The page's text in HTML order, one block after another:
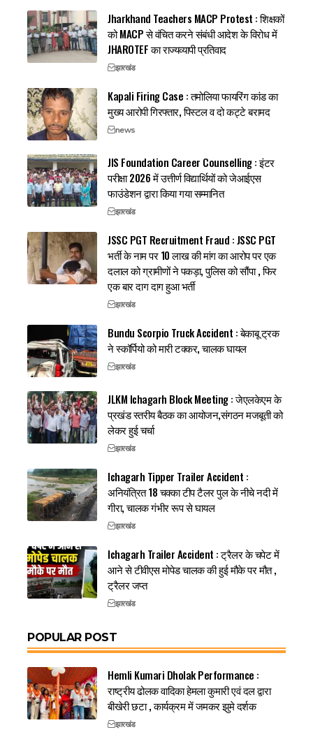
Jharkhand Teachers MACP Protest : शिक्षकों
को MACP से वंचित करने संबंधी आदेश के विरोध में
JHAROTEF का राज्यव्यापी प्रतिवाद
झारखंड
Kapali Firing Case : तमोलिया फायरिंग कांड का
मुख्य आरोपी गिरफ्तार, पिस्टल व दो कट्टे बरामद
news
JIS Foundation Career Counselling : इंटर
परीक्षा 2026 में उत्तीर्ण विद्यार्थियों को जेआईएस
फाउंडेशन द्वारा किया गया सम्मानित
झारखंड
JSSC PGT Recruitment Fraud : JSSC PGT
भर्ती के नाम पर 10 लाख की मांग का आरोप पर एक
दलाल को ग्रामीणों ने पकड़ा, पुलिस को सौंपा , फिर
एक बार दाग दाग हुआ भर्ती
झारखंड
Bundu Scorpio Truck Accident : बेकाबू ट्रक
ने स्कॉर्पियो को मारी टक्कर, चालक घायल
झारखंड
JLKM Ichagarh Block Meeting : जेएलकेएम के
प्रखंड स्तरीय बैठक का आयोजन,संगठन मजबूती को
लेकर हुई चर्चा
झारखंड
Ichagarh Tipper Trailer Accident :
अनियंत्रित 18 चक्का टीप टैलर पुल के नीचे नदी में
गीरा, चालक गंभीर रूप से घायल
झारखंड
Ichagarh Trailer Accident : ट्रैलर के चपेट में
आने से टीवीएस मोपेड चालक की हुई मौके पर मौत ,
ट्रैलर जप्त
झारखंड
POPULAR POST
Hemli Kumari Dholak Performance :
राष्ट्रीय ढोलक वादिका हेमला कुमारी एवं दल द्वारा
बीखेरी छटा , कार्यक्रम में जमकर झुमे दर्शक
झारखंड